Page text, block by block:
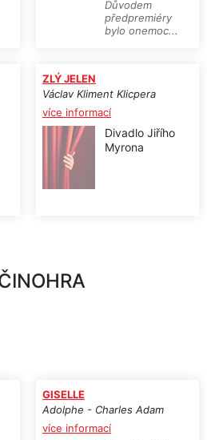
Důvodem
předpremiéry
bylo onemoc...
ZLÝ JELEN
Václav Kliment Klicpera
více informací
Divadlo Jiřího
Myrona
GISELLE
Adolphe - Charles Adam
více informací